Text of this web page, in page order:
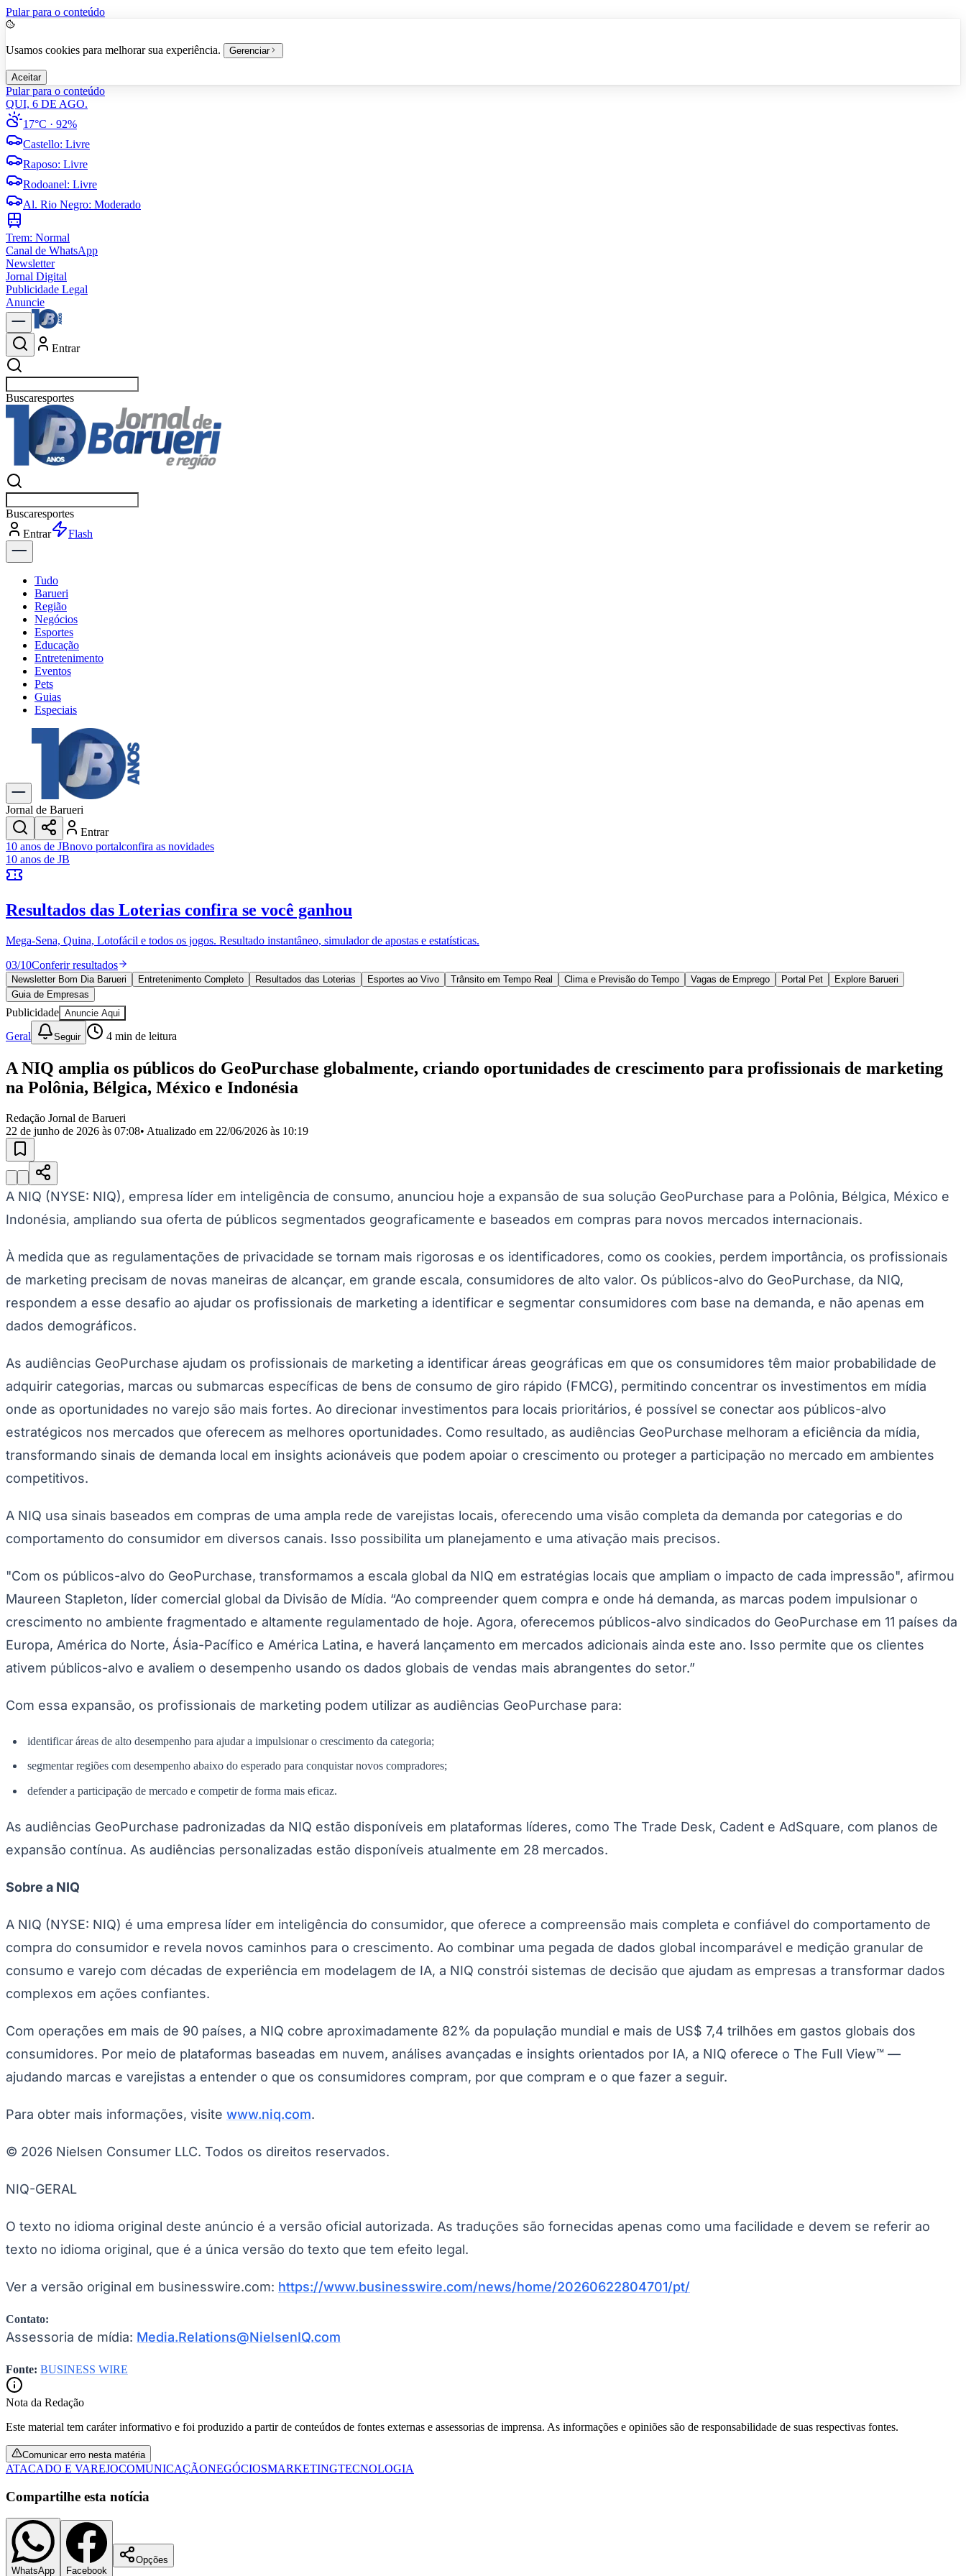
Pular para o conteúdo
Usamos cookies para melhorar sua experiência. Gerenciar
Aceitar
Pular para o conteúdo
QUI, 6 DE AGO.
17°C · 92%
Castello: Livre
Raposo: Livre
Rodoanel: Livre
Al. Rio Negro: Moderado
Trem: Normal
Canal de WhatsApp
Newsletter
Jornal Digital
Publicidade Legal
Anuncie
Entrar
Buscaresportes
Buscaresportes
Entrar
Flash
Tudo
Barueri
Região
Negócios
Esportes
Educação
Entretenimento
Eventos
Pets
Guias
Especiais
Explore Tudo
Últimas Notícias
Previsão do Tempo
Trânsito e Rotas
Dia a Dia & Lazer
Transportes
Gastronomia
Cinema & Shows
JogosNovo
Anuncie no Portal
Cadastrar Empresa
Divulgar Vagas Novo
Publicidade Legal
Política
Eleições
Esportes
Saúde
Segurança
Cultura
Obras
Educação
Selecione sua regiãoPara notícias da sua região
Aldeia Aldeia da Serra
Militar
Itapevi
Cristina Jardim Maria HelenaJardim MutingaJardim ParaísoJardim PaulistaJardim ReginaliceJardim São Luís Jardim São PedroJardim São SilvestreJardim SilveiraJardim TupãJardim TupanciMutingaNova
Aldeinha Osasco Parque dos Camargos Parque Santa Luzia Parque Viana Pirapora do Bom Jesus Recanto Phrynéa Santana de Parnaíba Tamboré Vila Barros Vila Boa Vista
CondeVila Engenho Novo Vila MárciaVila Nossa Sra. da EscadaVila PortoVotupoca
Anuncie no Portal
Divulgar VagasNovo
Publicidade Legal
Negócios Regionais
Turismo
Hospitais Estaduais
Parques & Represas
Cidades da Região
Santana de ParnaíbaOsascoCarapicuíbaJandiraItapeviCotiaPirapora do Bom JesusAraçariguamaCajamarCaieirasFranco da RochaFrancisco MoratoTaboão da SerraEmbu das Artes São Roque
Anuncie Regional
Guia de Empresas
Vagas na Região
Guia Comercial
Selo Verificado
Portal Educacional
Concursos
Panorama Econômico
Panorama Econômico
Para Sua Empresa
Anuncie no Portal
Novo
Publicidade Legal
NBA
NFL
Fórmula 1
UFC
Tênis (ATP)
Atletismo
NBB
Paulistão
Copa do Brasil
Libertadores
Sul-Americana
Copa América
Champions League
Bundesliga
Corinthians Palmeiras
Jornal de Barueri
Entrar
10 anos de JBnovo portalconfira as novidades
10 anos de JB
Resultados das Loterias confira se você ganhou
Mega-Sena, Quina, Lotofácil e todos os jogos. Resultado instantâneo, simulador de apostas e estatísticas.
03/10Conferir resultados
Newsletter Bom Dia Barueri Entretenimento Completo Resultados das Loterias Esportes ao Vivo Trânsito em Tempo Real Clima e Previsão do Tempo Vagas de Emprego Portal Pet
Explore Barueri
Guia de Empresas
Publicidade Anuncie Aqui
Geral Seguir 4 min de leitura
A NIQ amplia os públicos do GeoPurchase globalmente, criando oportunidades de crescimento para profissionais de marketing
na Polônia, Bélgica, México e Indonésia
Redação Jornal de Barueri
22 de junho de 2026 às 07:08• Atualizado em 22/06/2026 às 10:19
A NIQ (NYSE: NIQ), empresa líder em inteligência de consumo, anunciou hoje a expansão de sua solução GeoPurchase para a Polônia, Bélgica, México e
Indonésia, ampliando sua oferta de públicos segmentados geograficamente e baseados em compras para novos mercados internacionais.
À medida que as regulamentações de privacidade se tornam mais rigorosas e os identificadores, como os cookies, perdem importância, os profissionais
de marketing precisam de novas maneiras de alcançar, em grande escala, consumidores de alto valor. Os públicos-alvo do GeoPurchase, da NIQ,
respondem a esse desafio ao ajudar os profissionais de marketing a identificar e segmentar consumidores com base na demanda, e não apenas em
dados demográficos.
As audiências GeoPurchase ajudam os profissionais de marketing a identificar áreas geográficas em que os consumidores têm maior probabilidade de
adquirir categorias, marcas ou submarcas específicas de bens de consumo de giro rápido (FMCG), permitindo concentrar os investimentos em mídia
onde as oportunidades no varejo são mais fortes. Ao direcionar investimentos para locais prioritários, é possível se conectar aos públicos-alvo
estratégicos nos mercados que oferecem as melhores oportunidades. Como resultado, as audiências GeoPurchase melhoram a eficiência da mídia,
transformando sinais de demanda local em insights acionáveis que podem apoiar o crescimento ou proteger a participação no mercado em ambientes
competitivos.
A NIQ usa sinais baseados em compras de uma ampla rede de varejistas locais, oferecendo uma visão completa da demanda por categorias e do
comportamento do consumidor em diversos canais. Isso possibilita um planejamento e uma ativação mais precisos.
"Com os públicos-alvo do GeoPurchase, transformamos a escala global da NIQ em estratégias locais que ampliam o impacto de cada impressão", afirmou
Maureen Stapleton, líder comercial global da Divisão de Mídia. “Ao compreender quem compra e onde há demanda, as marcas podem impulsionar o
crescimento no ambiente fragmentado e altamente regulamentado de hoje. Agora, oferecemos públicos-alvo sindicados do GeoPurchase em 11 países da
Europa, América do Norte, Ásia-Pacífico e América Latina, e haverá lançamento em mercados adicionais ainda este ano. Isso permite que os clientes
ativem públicos-alvo e avaliem o desempenho usando os dados globais de vendas mais abrangentes do setor.”
Com essa expansão, os profissionais de marketing podem utilizar as audiências GeoPurchase para:
identificar áreas de alto desempenho para ajudar a impulsionar o crescimento da categoria;
segmentar regiões com desempenho abaixo do esperado para conquistar novos compradores;
defender a participação de mercado e competir de forma mais eficaz.
As audiências GeoPurchase padronizadas da NIQ estão disponíveis em plataformas líderes, como The Trade Desk, Cadent e AdSquare, com planos de
expansão contínua. As audiências personalizadas estão disponíveis atualmente em 28 mercados.
Sobre a NIQ
A NIQ (NYSE: NIQ) é uma empresa líder em inteligência do consumidor, que oferece a compreensão mais completa e confiável do comportamento de
compra do consumidor e revela novos caminhos para o crescimento. Ao combinar uma pegada de dados global incomparável e medição granular de
consumo e varejo com décadas de experiência em modelagem de IA, a NIQ constrói sistemas de decisão que ajudam as empresas a transformar dados
complexos em ações confiantes.
Com operações em mais de 90 países, a NIQ cobre aproximadamente 82% da população mundial e mais de US$ 7,4 trilhões em gastos globais dos
consumidores. Por meio de plataformas baseadas em nuvem, análises avançadas e insights orientados por IA, a NIQ oferece o The Full View™ —
ajudando marcas e varejistas a entender o que os consumidores compram, por que compram e o que fazer a seguir.
Para obter mais informações, visite www.niq.com.
© 2026 Nielsen Consumer LLC. Todos os direitos reservados.
NIQ-GERAL
O texto no idioma original deste anúncio é a versão oficial autorizada. As traduções são fornecidas apenas como uma facilidade e devem se referir ao
texto no idioma original, que é a única versão do texto que tem efeito legal.
Ver a versão original em businesswire.com: https://www.businesswire.com/news/home/20260622804701/pt/
Contato:
Assessoria de mídia: Media.Relations@NielsenIQ.com
Fonte: BUSINESS WIRE
Nota da Redação
Este material tem caráter informativo e foi produzido a partir de conteúdos de fontes externas e assessorias de imprensa. As informações e opiniões são de responsabilidade de suas respectivas fontes.
Comunicar erro nesta matéria
ATACADO E VAREJOCOMUNICAÇÃONEGÓCIOSMARKETINGTECNOLOGIA
Compartilhe esta notícia
WhatsApp Facebook
Opções